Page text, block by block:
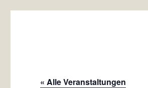
« Alle Veranstaltungen